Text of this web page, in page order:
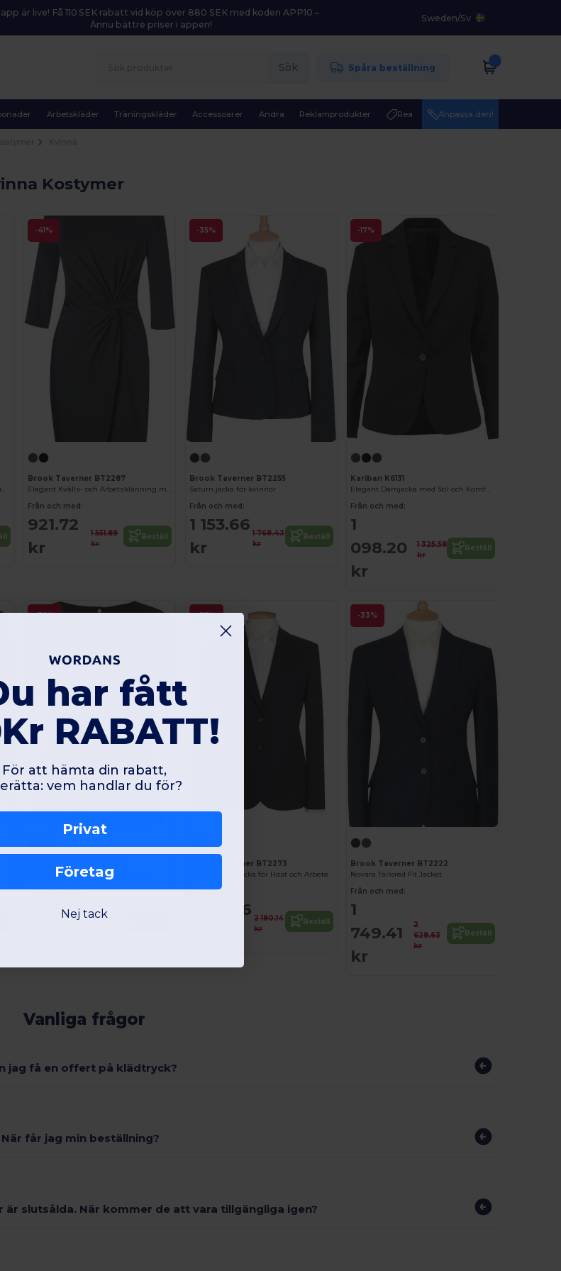
är live! Få 110 SEK rabatt vid köp över 880 SEK med koden APP10 –
Ännu bättre priser i appen!
Sweden/Sv
Sök Spåra beställning
Arbetskläder Träningskläder Accessoarer Andra Reklamprodukter Rea Anpassa den!
Kostymer
Kariban Eleganta Arbetsbyxor för Kvinnor
-41%
Brook Taverner BT2287
Elegant Kvälls- och Arbetsklänning med Justerbar Midja
Från och med:
921.72
kr
1 551.89
kr
Beställ
-35%
Brook Taverner BT2255
Saturn jacka för kvinnor
Från och med:
1 153.66
kr
1 768.43
kr
Beställ
-17%
Kariban K6131
Elegant Damjacka med Stil och Komfort
Från och med:
1
098.20
kr
1 325.58
kr
Beställ
-39%
Blus från Verona Crepe De Chine
Från och med:
442.32
722.50
-37%
Brook Taverner BT2273
Elegant Damjacka för Höst och Arbete
Från och med:
1 366.16 2 180.14
kr
Beställ
-33%
Brook Taverner BT2222
Novara Tailored Fit Jacket
Från och med:
1
749.41
kr
2
628.63
kr
Beställ
Vanliga frågor
jag få en offert på klädtryck?
När får jag min beställning?
slutsålda. När kommer de att vara tillgängliga igen?
har fått
RABATT!
För att hämta din rabatt,
vem handlar du för?
Privat
Företag
Nej tack